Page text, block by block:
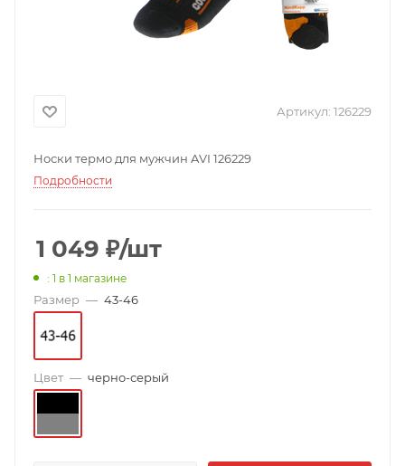
Артикул: 126229
Носки термо для мужчин AVI 126229
Подробности
1 049 ₽/шт
: 1 в 1 магазине
Размер — 43-46
Цвет — черно-серый